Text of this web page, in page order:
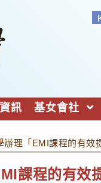
訊 基女會社
辦理「EMI課程的有效
課程的有效